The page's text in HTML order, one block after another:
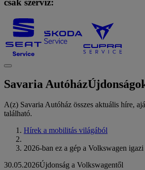
csak szerviz:
Savaria Autóház
A(z) Savaria Autóház összes aktuális híre,
található.
Hírek a mobilitás világából
2026-ban ez a gép a Volkswagen
30.05.2026Újdonság a Volkswagentől